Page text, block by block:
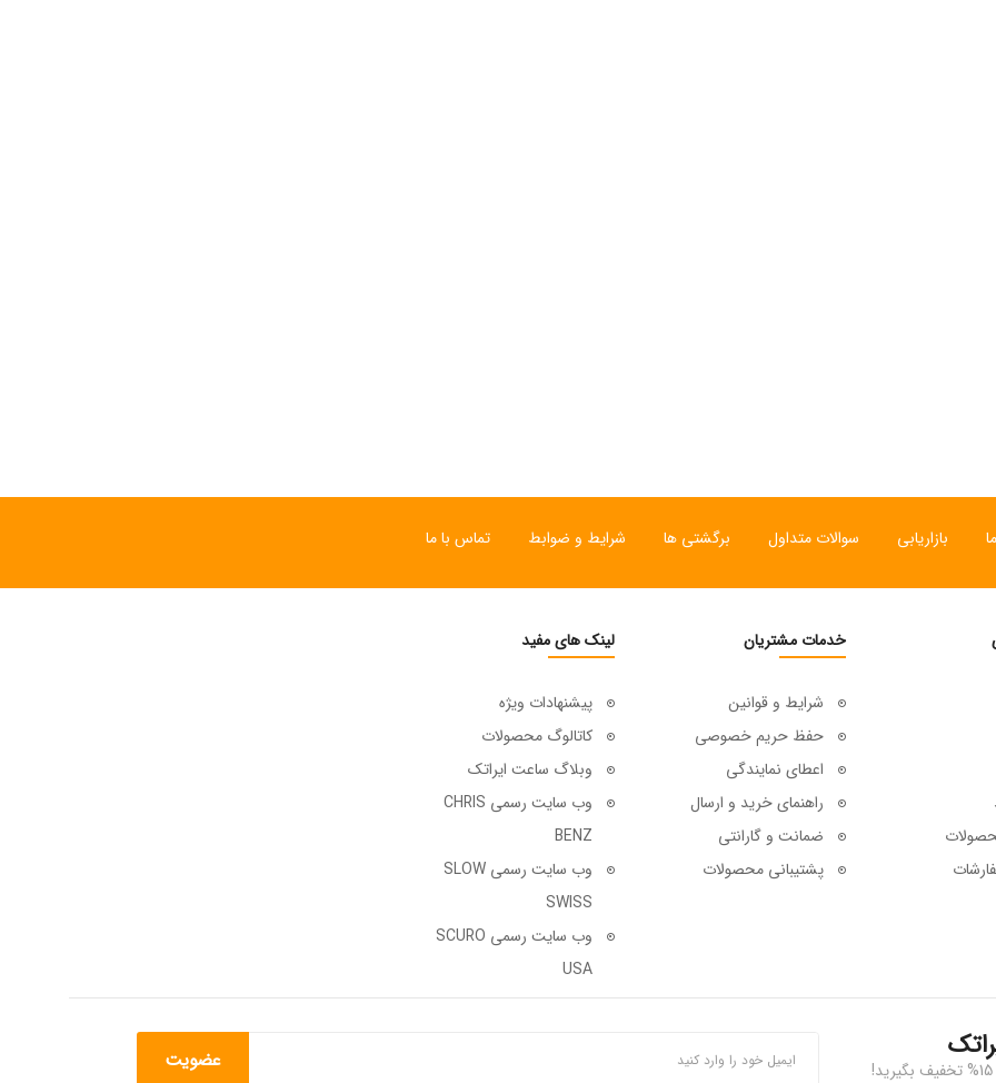
بازاریابی سوالات متداول برگشتی ها شرایط و ضوابط تماس با ما
خدمات مشتریان
شرایط و قوانین
حفظ حریم خصوصی
اعطای نمایندگی
راهنمای خرید و ارسال
ضمانت و گارانتی
پشتیبانی محصولات
لینک های مفید
پیشنهادات ویژه
کاتالوگ محصولات
وبلاگ ساعت ایراتک
وب سایت رسمی CHRIS
BENZ
وب سایت رسمی SLOW
SWISS
وب سایت رسمی SCURO
USA
عضویت